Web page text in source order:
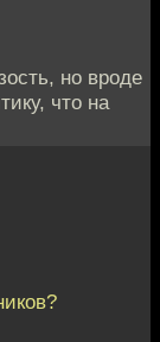
но вроде
что на